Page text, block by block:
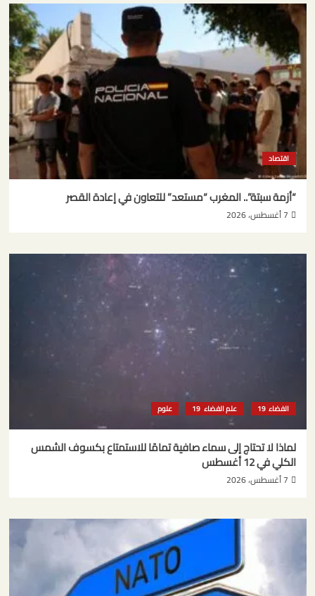
اقتصاد
“أزمة سبتة”.. المغرب “مستعد” للتعاون في إعادة القصر
7 أغسطس، 2026
الفضاء علم الفضاء علوم
لماذا لا تحتاج إلى سماء صافية تمامًا للاستمتاع بكسوف الشمس
الكلي في 12 أغسطس
7 أغسطس، 2026